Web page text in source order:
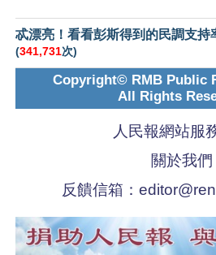
忒漂亮！看看彭斯得到的民調支持
(341,731次)
Copyright© RMB Public
All Rights
人民報網站服
關於我們
反饋信箱：